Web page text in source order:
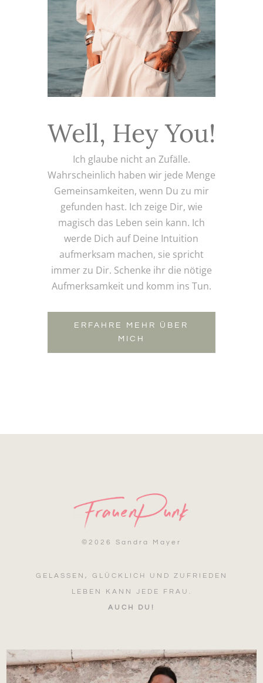
Well, Hey You!
Ich glaube nicht an Zufälle.
Wahrscheinlich haben wir jede Menge
Gemeinsamkeiten, wenn Du zu mir
gefunden hast. Ich zeige Dir, wie
magisch das Leben sein kann. Ich
werde Dich auf Deine Intuition
aufmerksam machen, sie spricht
immer zu Dir. Schenke ihr die nötige
Aufmerksamkeit und komm ins Tun.
ERFAHRE MEHR ÜBER
MICH
© 2026 Sandra Mayer
GELASSEN, GLÜCKLICH UND ZUFRIEDEN
LEBEN KANN JEDE FRAU.
AUCH DU!